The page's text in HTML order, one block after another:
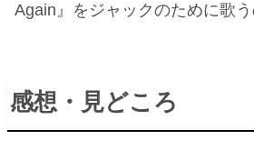
Again』をジャックのために歌う
感想・見どころ